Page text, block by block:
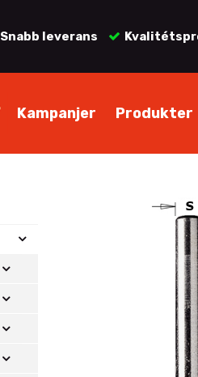
Snabb leverans
Kampanjer Produkter